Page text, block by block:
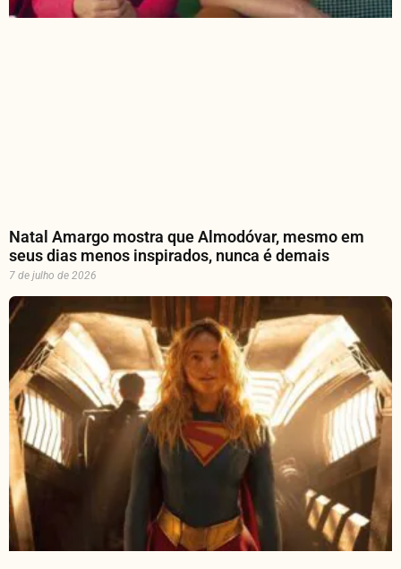
Natal Amargo mostra que Almodóvar, mesmo em
seus dias menos inspirados, nunca é demais
7 de julho de 2026